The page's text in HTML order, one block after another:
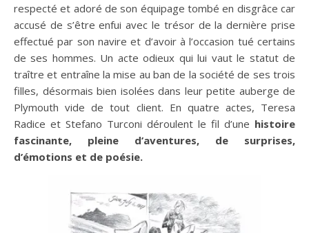
respecté et adoré de son équipage tombé en disgrâce car
accusé de s’être enfui avec le trésor de la dernière prise
effectué par son navire et d’avoir à l’occasion tué certains
de ses hommes. Un acte odieux qui lui vaut le statut de
traître et entraîne la mise au ban de la société de ses trois
filles, désormais bien isolées dans leur petite auberge de
Plymouth vide de tout client. En quatre actes, Teresa
Radice et Stefano Turconi déroulent le fil d’une histoire
fascinante, pleine d’aventures, de surprises,
d’émotions et de poésie.